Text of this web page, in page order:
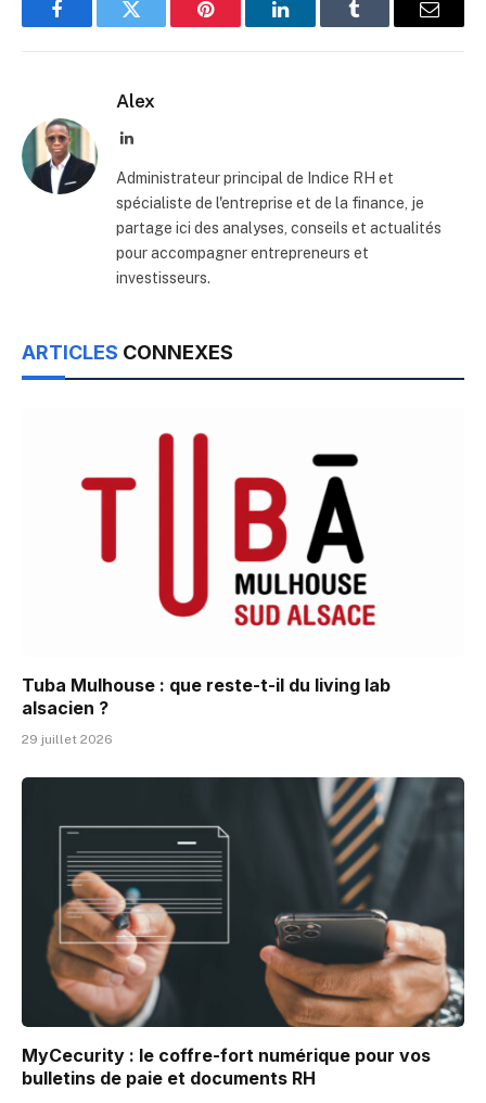
FacebookTwitter Pinterest LinkedInTumblr Email
Alex
LinkedIn
Administrateur principal de Indice RH et
spécialiste de l'entreprise et de la finance, je
partage ici des analyses, conseils et actualités
pour accompagner entrepreneurs et
investisseurs.
ARTICLES CONNEXES
Tuba Mulhouse : que reste-t-il du living lab
alsacien ?
29 juillet 2026
MyCecurity : le coffre-fort numérique pour vos
bulletins de paie et documents RH